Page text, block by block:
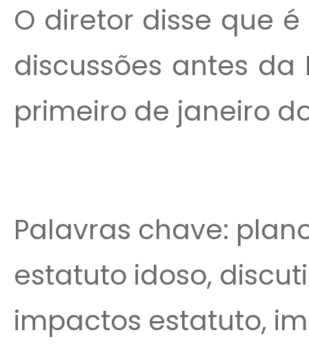
O diretor disse que
discussões antes
primeiro de janeiro
Palavras chave:
estatuto idoso,
impactos estatuto,